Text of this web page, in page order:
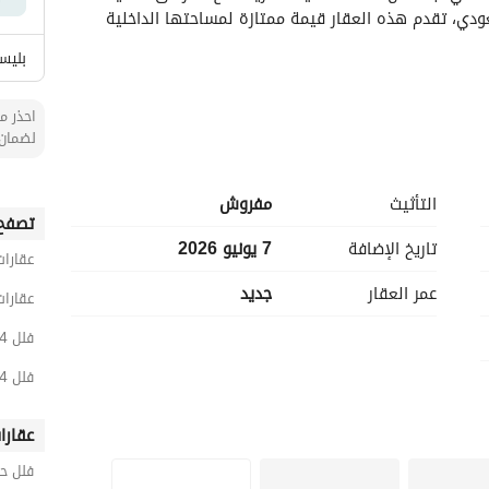
عليك الانتقال دون أي متاعب.
مع شرفتك أو التراس الخاص بك.
على نظافة المنطقة.
العائلة.
أي مشكلات قد تنشأ.
التأثيث
مفروش
تاريخ الإضافة
7 يونيو 2026
عمر العقار
جديد
احذر
فلل 4 غرف نوم مفروشة للايجار الشهري في الخبر
فلل 4 غرف نوم مفروشة للايجار الشهري في الخزامى
فلل